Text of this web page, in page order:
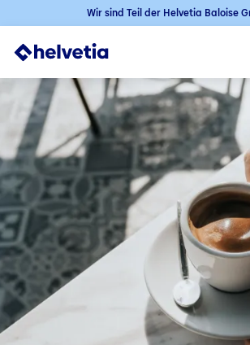
Wir sind Teil der Helvetia Baloise
Privatkunden
Firmenkunden
Vertriebspartner
Unternehmen
Kontakt & Service
Jobs